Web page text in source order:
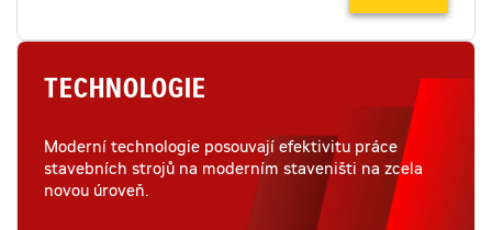
TECHNOLOGIE
Moderní technologie posouvají efektivitu práce
stavebních strojů na moderním staveništi na zcela
novou úroveň.